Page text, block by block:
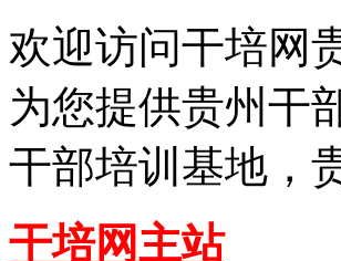
欢迎访问干培网
为您提供贵州干
干部培训基地，
干培网主站